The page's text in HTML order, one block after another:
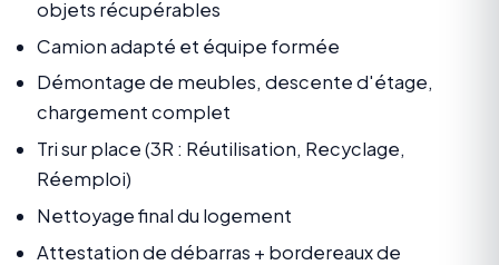
objets récupérables
Camion adapté et équipe formée
Démontage de meubles, descente d'étage,
chargement complet
Tri sur place (3R : Réutilisation, Recyclage,
Réemploi)
Nettoyage final du logement
Attestation de débarras + bordereaux de